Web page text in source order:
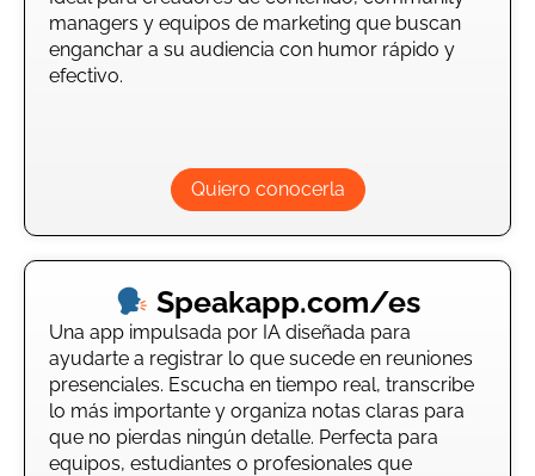
managers y equipos de marketing que buscan
enganchar a su audiencia con humor rápido y
efectivo.
Quiero conocerla
Speakapp.com/es
Una app impulsada por IA diseñada para
ayudarte a registrar lo que sucede en reuniones
presenciales. Escucha en tiempo real, transcribe
lo más importante y organiza notas claras para
que no pierdas ningún detalle. Perfecta para
equipos, estudiantes o profesionales que